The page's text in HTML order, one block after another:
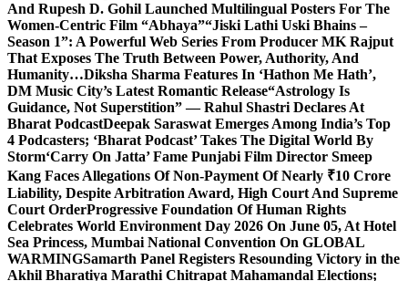
And Rupesh D. Gohil Launched Multilingual Posters For The
Women-Centric Film “Abhaya”“Jiski Lathi Uski Bhains –
Season 1”: A Powerful Web Series From Producer MK Rajput
That Exposes The Truth Between Power, Authority, And
Humanity…Diksha Sharma Features In ‘Hathon Me Hath’,
DM Music City’s Latest Romantic Release“Astrology Is
Guidance, Not Superstition” — Rahul Shastri Declares At
Bharat PodcastDeepak Saraswat Emerges Among India’s Top
4 Podcasters; ‘Bharat Podcast’ Takes The Digital World By
Storm‘Carry On Jatta’ Fame Punjabi Film Director Smeep
Kang Faces Allegations Of Non-Payment Of Nearly ₹10 Crore
Liability, Despite Arbitration Award, High Court And Supreme
Court OrderProgressive Foundation Of Human Rights
Celebrates World Environment Day 2026 On June 05, At Hotel
Sea Princess, Mumbai National Convention On GLOBAL
WARMINGSamarth Panel Registers Resounding Victory in the
Akhil Bharatiya Marathi Chitrapat Mahamandal Elections;